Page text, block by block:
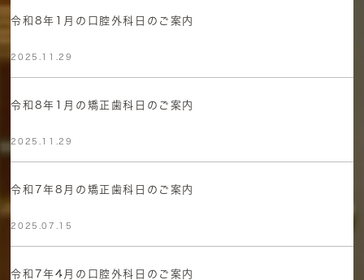
令和8年1月の口腔外科日のご案内
2025.11.29
令和8年1月の矯正歯科日のご案内
2025.11.29
令和7年8月の矯正歯科日のご案内
2025.07.15
令和7年4月の口腔外科日のご案内